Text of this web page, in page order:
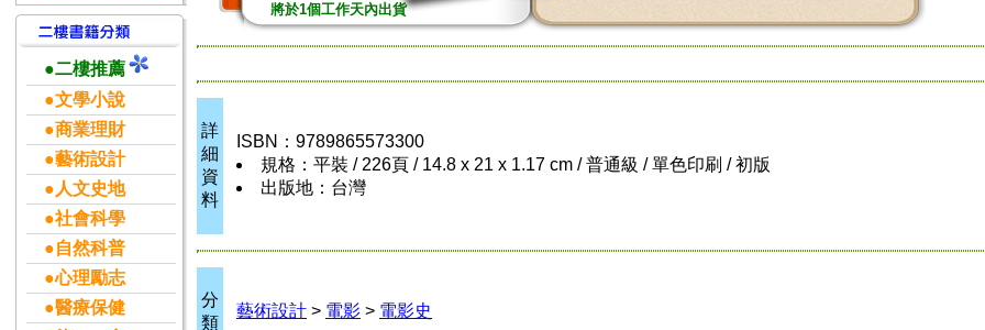
●二樓推薦
●文學小說
●商業理財
●藝術設計
●人文史地
●社會科學
●自然科普
●心理勵志
●醫療保健
將於1個工作天內出貨
詳
細
資
料
ISBN：9789865573300
規格：平裝 / 226頁 / 14.8 x 21 x 1.17 cm / 普通級 / 單色印刷 / 初版
出版地：台灣
分
類
藝術設計 > 電影 > 電影史